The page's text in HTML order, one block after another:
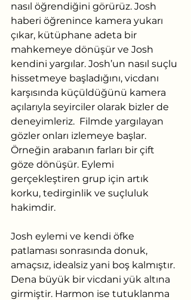
nasıl öğrendiğini görürüz. Josh
haberi öğrenince kamera yukarı
çıkar, kütüphane adeta bir
mahkemeye dönüşür ve Josh
kendini yargılar. Josh’un nasıl suçlu
hissetmeye başladığını, vicdanı
karşısında küçüldüğünü kamera
açılarıyla seyirciler olarak bizler de
deneyimleriz.  Filmde yargılayan
gözler onları izlemeye başlar.
Örneğin arabanın farları bir çift
göze dönüşür. Eylemi
gerçekleştiren grup için artık
korku, tedirginlik ve suçluluk
hakimdir.
Josh eylemi ve kendi öfke
patlaması sonrasında donuk,
amaçsız, idealsiz yani boş kalmıştır.
Dena büyük bir vicdani yük altına
girmiştir. Harmon ise tutuklanma